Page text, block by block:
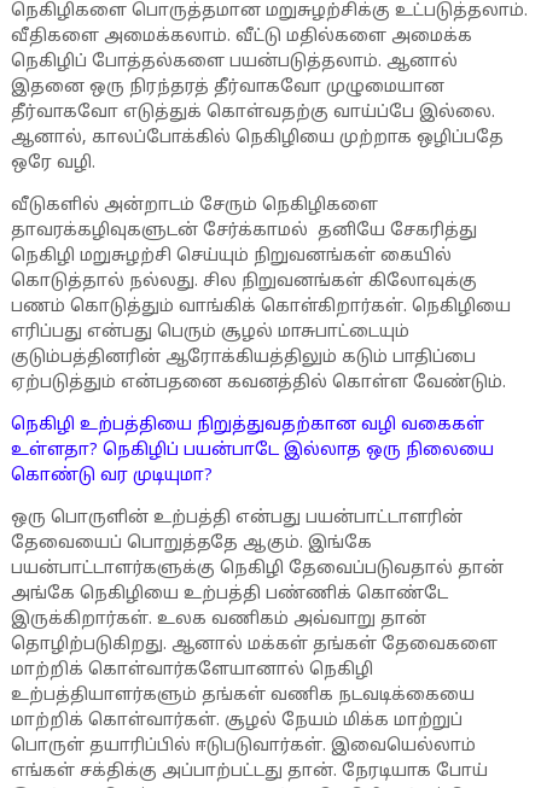
நெகிழிகளை பொருத்தமான மறுசுழற்சிக்கு உட்படுத்தலாம்.
வீதிகளை அமைக்கலாம். வீட்டு மதில்களை அமைக்க
நெகிழிப் போத்தல்களை பயன்படுத்தலாம். ஆனால்
இதனை ஒரு நிரந்தரத் தீர்வாகவோ முழுமையான
தீர்வாகவோ எடுத்துக் கொள்வதற்கு வாய்ப்பே இல்லை.
ஆனால், காலப்போக்கில் நெகிழியை முற்றாக ஒழிப்பதே
ஒரே வழி.
வீடுகளில் அன்றாடம் சேரும் நெகிழிகளை
தாவரக்கழிவுகளுடன் சேர்க்காமல் தனியே சேகரித்து
நெகிழி மறுசுழற்சி செய்யும் நிறுவனங்கள் கையில்
கொடுத்தால் நல்லது. சில நிறுவனங்கள் கிலோவுக்கு
பணம் கொடுத்தும் வாங்கிக் கொள்கிறார்கள். நெகிழியை
எரிப்பது என்பது பெரும் சூழல் மாசுபாட்டையும்
குடும்பத்தினரின் ஆரோக்கியத்திலும் கடும் பாதிப்பை
ஏற்படுத்தும் என்பதனை கவனத்தில் கொள்ள வேண்டும்.
நெகிழி உற்பத்தியை நிறுத்துவதற்கான வழி வகைகள்
உள்ளதா? நெகிழிப் பயன்பாடே இல்லாத ஒரு நிலையை
கொண்டு வர முடியுமா?
ஒரு பொருளின் உற்பத்தி என்பது பயன்பாட்டாளரின்
தேவையைப் பொறுத்ததே ஆகும். இங்கே
பயன்பாட்டாளர்களுக்கு நெகிழி தேவைப்படுவதால் தான்
அங்கே நெகிழியை உற்பத்தி பண்ணிக் கொண்டே
இருக்கிறார்கள். உலக வணிகம் அவ்வாறு தான்
தொழிற்படுகிறது. ஆனால் மக்கள் தங்கள் தேவைகளை
மாற்றிக் கொள்வார்களேயானால் நெகிழி
உற்பத்தியாளர்களும் தங்கள் வணிக நடவடிக்கையை
மாற்றிக் கொள்வார்கள். சூழல் நேயம் மிக்க மாற்றுப்
பொருள் தயாரிப்பில் ஈடுபடுவார்கள். இவையெல்லாம்
எங்கள் சக்திக்கு அப்பாற்பட்டது தான். நேரடியாக போய்